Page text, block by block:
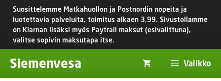
Siirry
sisältöön
Suosittelemme Matkahuollon ja Postnordin nopeita ja
luotettavia palveluita, toimitus alkaen 3,99. Sivustollamme
on Klarnan lisäksi myös Paytrail maksut (esivalittuna),
valitse sopivin maksutapa itse.
Siemenvesa Valikko